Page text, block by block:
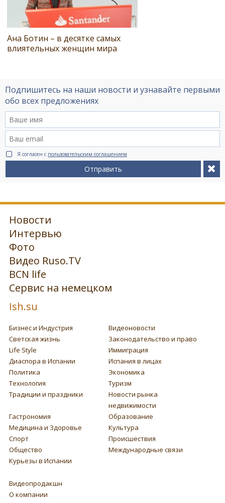
Ана Ботин – в десятке самых
влиятельных женщин мира
Подпишитесь на наши новости и узнавайте первыми
обо всех предложениях
Я согласен с пользовательским соглашением
Отправить
Новости
Интервью
Фото
Видео Ruso.TV
BCN life
Сервис на немецком
Ish.su
Бизнес и Индустрия
Видеоновости
Светская жизнь
Законодательство и право
Life Style
Иммиграция
Диаспора в Испании
Испания в лицах
Политика
Экономика
Технология
Туризм
Традиции и праздники
Новости рынка
недвижимости
Гастрономия
Образование
Медицина и Здоровье
Культура
Спорт
Происшествия
Общество
Международные связи
Курьезы в Испании
Видеопродакшн
О компании